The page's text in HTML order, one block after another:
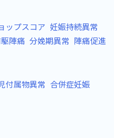
ップスコア 妊娠持続異常
陣痛 分娩期異常 陣痛促進
付属物異常 合併症妊娠